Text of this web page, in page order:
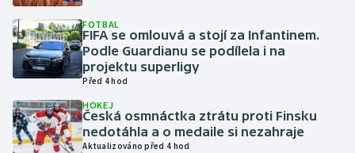
Lezení
Lyže a snowboard
Moderní pětiboj
Motorsport
FOTBAL
FIFA se omlouvá a stojí za Infantinem.
Podle Guardianu se podílela i na
projektu superligy
Před 4 hod
HOKEJ
Česká osmnáctka ztrátu proti Finsku
nedotáhla a o medaile si nezahraje
Aktualizováno před 4 hod